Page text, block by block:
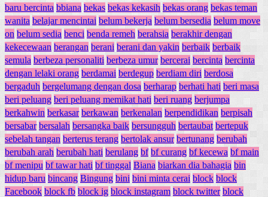
baru bercinta bbiana bekas bekas kekasih bekas orang bekas teman
wanita belajar mencintai belum bekerja belum bersedia belum move
on belum sedia benci benda remeh berahsia berakhir dengan
kekecewaan berangan berani berani dan yakin berbaik berbaik
semula berbeza personaliti berbeza umur bercerai bercinta bercinta
dengan lelaki orang berdamai berdegup berdiam diri berdosa
bergaduh bergelumang dengan dosa berharap berhati hati beri masa
beri peluang beri peluang memikat hati beri ruang berjumpa
berkahwin berkasar berkawan berkenalan berpendidikan berpisah
bersabar bersalah bersangka baik bersungguh bertaubat bertepuk
sebelah tangan berterus terang bertolak ansur bertunang berubah
berubah arah berubah hati berulang bf bf curang bf kecewa bf main
bf menipu bf tawar hati bf tinggal Biana biarkan dia bahagia bin
hidup baru bincang Bingung bini bini minta cerai block block
Facebook block fb block ig block instagram block twitter block